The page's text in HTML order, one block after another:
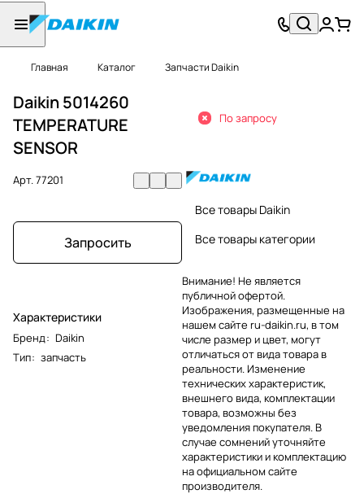
Главная Каталог Запчасти Daikin
Daikin 5014260
TEMPERATURE
SENSOR
Арт.77201
Запросить
Характеристики
Бренд: Daikin
Тип: запчасть
По запросу
Все товары Daikin
Все товары категории
Внимание! Не является
публичной офертой.
Изображения, размещенные на
нашем сайте ru-daikin.ru, в том
числе размер и цвет, могут
отличаться от вида товара в
реальности. Изменение
технических характеристик,
внешнего вида, комплектации
товара, возможны без
уведомления покупателя. В
случае сомнений уточняйте
характеристики и комплектацию
на официальном сайте
производителя.